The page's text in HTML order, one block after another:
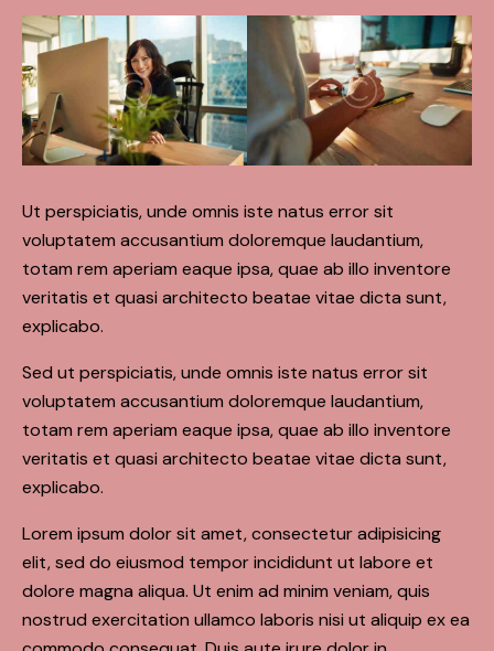
Ut perspiciatis, unde omnis iste natus error sit
voluptatem accusantium doloremque laudantium,
totam rem aperiam eaque ipsa, quae ab illo inventore
veritatis et quasi architecto beatae vitae dicta sunt,
explicabo.
Sed ut perspiciatis, unde omnis iste natus error sit
voluptatem accusantium doloremque laudantium,
totam rem aperiam eaque ipsa, quae ab illo inventore
veritatis et quasi architecto beatae vitae dicta sunt,
explicabo.
Lorem ipsum dolor sit amet, consectetur adipisicing
elit, sed do eiusmod tempor incididunt ut labore et
dolore magna aliqua. Ut enim ad minim veniam, quis
nostrud exercitation ullamco laboris nisi ut aliquip ex ea